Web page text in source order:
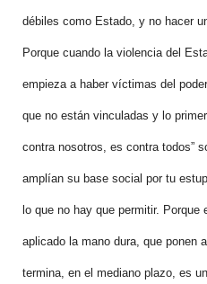
débiles como Estado, y no hacer
Porque cuando la violencia del
empieza a haber víctimas del
que no están vinculadas y lo
contra nosotros, es contra todos”
amplían su base social por tu
lo que no hay que permitir.
aplicado la mano dura, que ponen
termina, en el mediano plazo, es